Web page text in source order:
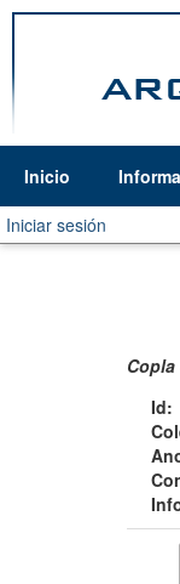
Inicio
Iniciar sesión
Id: